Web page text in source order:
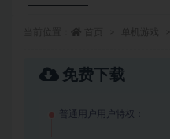
免费下载
普通用户用户特权：